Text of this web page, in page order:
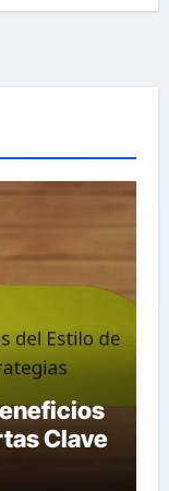
Clave